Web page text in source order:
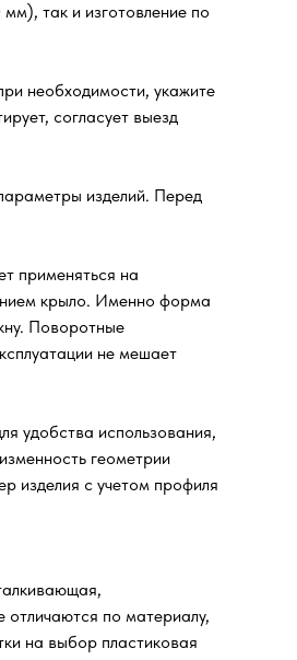
так и изготовление по
необходимости, укажите
согласует выезд
изделий. Перед
применяться на
крыло. Именно форма
Поворотные
не мешает
удобства использования,
геометрии
изделия с учетом профиля
по материалу,
на выбор пластиковая